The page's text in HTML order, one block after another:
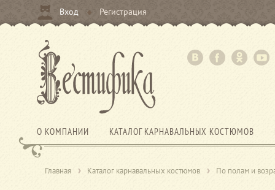
Вход Регистрация
О КОМПАНИИ КАТАЛОГ КАРНАВАЛЬНЫХ КОСТЮМОВ
Главная Каталог карнавальных костюмов По полам и